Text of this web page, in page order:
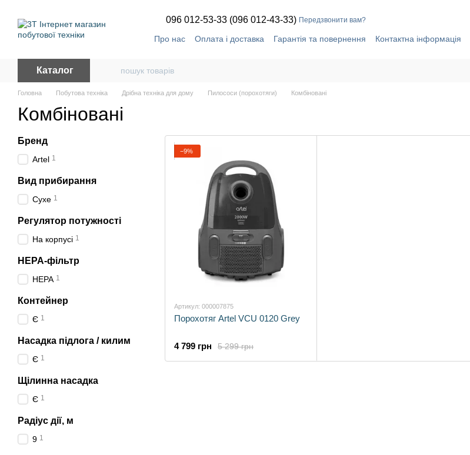
096 012-53-33 (096 012-43-33) Передзвонити вам?
Про нас Оплата і доставка Гарантія та повернення Контактна інформація
Каталог
Головна Побутова техніка Дрібна техніка для дому Пилососи (порохотяги) Комбіновані
Комбіновані
−9%
Артикул: 000007875
Порохотяг Artel VCU 0120 Grey
5 299 грн
4 799 грн
Бренд
Artel 1
Вид прибирання
Сухе 1
Регулятор потужності
На корпусі 1
HEPA-фільтр
HEPA 1
Контейнер
Є 1
Насадка підлога / килим
Є 1
Щілинна насадка
Є 1
Радіус дії, м
9 1